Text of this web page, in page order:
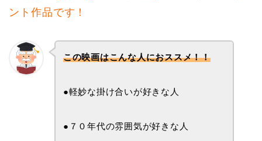
ント作品です！
この映画はこんな人におススメ！！
●軽妙な掛け合いが好きな人
●７０年代の雰囲気が好きな人